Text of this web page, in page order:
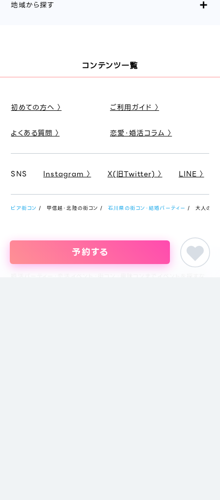
予約する
地域から探す
コンテンツ一覧
初めての方へ 〉 ご利用ガイド 〉
よくある質問 〉 恋愛・婚活コラム 〉
SNS Instagram 〉 X(旧Twitter) 〉 LINE 〉
ピア街コン 甲信越・北陸の街コン 石川県の街コン・結婚パーティー 大人のア